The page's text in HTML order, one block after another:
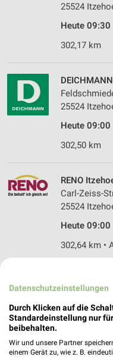
25524
Heute 09:30
302,17 km
25524
Heute 09:00
302,50 km
RENO
Carl-Zeiss-
25524
Heute 09:00
302,64 km •
Kirchweg 84-
24558
Heute
269,23 km
Datenschutzeinstellungen
Durch Klicken auf die
Standardeinstellung nur
beibehalten.
Wir und unsere Partner
einem Gerät zu, wie z. B.